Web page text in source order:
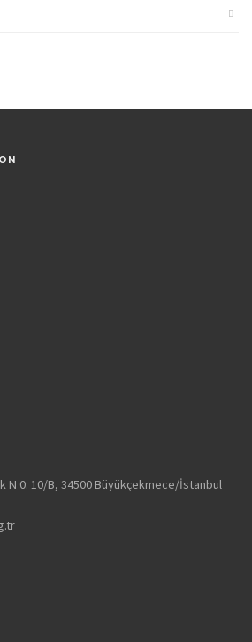
N 0: 10/B, 34500 Büyükçekmece/İstanbul